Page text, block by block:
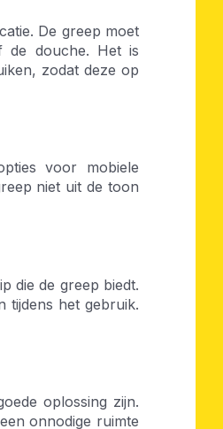
De greep moet
de douche. Het is
zodat deze op
voor mobiele
niet uit de toon
die de greep biedt.
tijdens het gebruik.
oplossing zijn.
onnodige ruimte